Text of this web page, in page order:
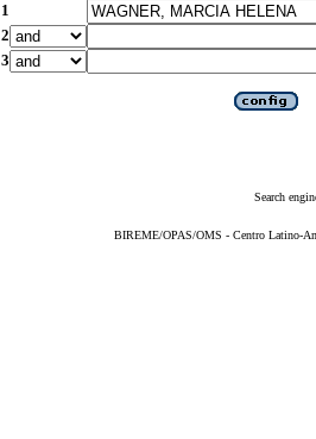
1
2
3
Search
BIREME/OPAS/OMS - Centro Latino-